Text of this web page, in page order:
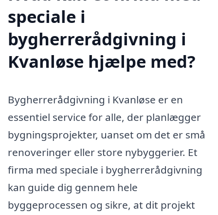
speciale i
bygherrerådgivning i
Kvanløse hjælpe med?
Bygherrerådgivning i Kvanløse er en
essentiel service for alle, der planlægger
bygningsprojekter, uanset om det er små
renoveringer eller store nybyggerier. Et
firma med speciale i bygherrerådgivning
kan guide dig gennem hele
byggeprocessen og sikre, at dit projekt